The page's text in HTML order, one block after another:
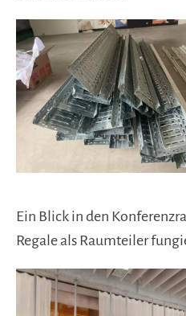
Ein Blick in den
Regale als Raumteiler